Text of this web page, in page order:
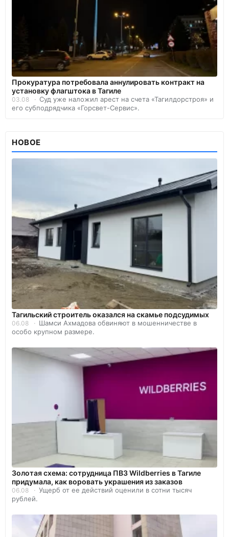
Прокуратура потребовала аннулировать контракт на
установку флагштока в Тагиле
03.08
Суд уже наложил арест на счета «Тагилдорстроя» и
его субподрядчика «Горсвет-Сервис».
НОВОЕ
Тагильский строитель оказался на скамье подсудимых
06.08
Шамси Ахмадова обвиняют в мошенничестве в
особо крупном размере.
Золотая схема: сотрудница ПВЗ Wildberries в Тагиле
придумала, как воровать украшения из заказов
06.08
Ущерб от ее действий оценили в сотни тысяч
рублей.